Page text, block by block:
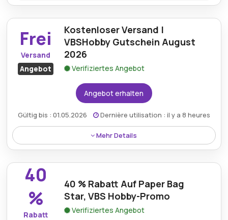
Erhalten Sie bis zu 50 % Rabatt auf eine große
Auswahl an Hobbymaterialien bei Vbs-hobby.com,
perfekt für alle Heimwerker- und Bastelbedürfnisse.
Frei
Versand
Angebot
Kostenloser Versand |
VBSHobby Gutschein August
2026
Verifiziertes Angebot
Angebot erhalten
Gültig bis : 01.05.2026 Dernière utilisation : il y a 8 heures
Mehr Details
Profitieren Sie vom kostenlosen Versand bei der
Bestellung von Bastelutensilien über einen
VBSHobby-Gutschein und sorgen Sie so für einen
kostengünstigen Einkauf.
40
%
Rabatt
40 % Rabatt Auf Paper Bag
Star, VBS Hobby-Promo
Verifiziertes Angebot